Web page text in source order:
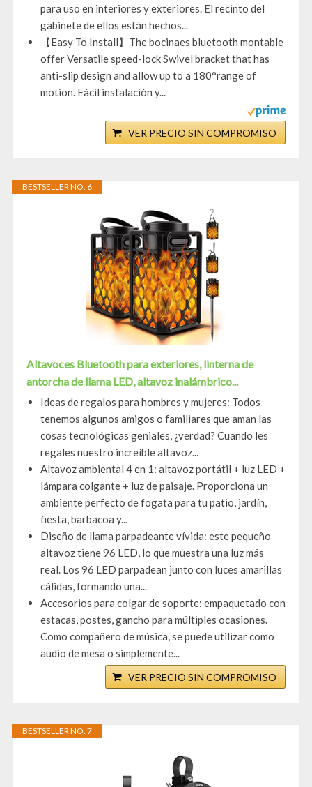
para uso en interiores y exteriores. El recinto del
gabinete de ellos están hechos...
【Easy To Install】The bocinaes bluetooth montable
offer Versatile speed-lock Swivel bracket that has
anti-slip design and allow up to a 180°range of
motion. Fácil instalación y...
VER PRECIO SIN COMPROMISO
BESTSELLER NO. 6
Altavoces Bluetooth para exteriores, linterna de
antorcha de llama LED, altavoz inalámbrico...
Ideas de regalos para hombres y mujeres: Todos
tenemos algunos amigos o familiares que aman las
cosas tecnológicas geniales, ¿verdad? Cuando les
regales nuestro increíble altavoz...
Altavoz ambiental 4 en 1: altavoz portátil + luz LED +
lámpara colgante + luz de paisaje. Proporciona un
ambiente perfecto de fogata para tu patio, jardín,
fiesta, barbacoa y...
Diseño de llama parpadeante vívida: este pequeño
altavoz tiene 96 LED, lo que muestra una luz más
real. Los 96 LED parpadean junto con luces amarillas
cálidas, formando una...
Accesorios para colgar de soporte: empaquetado con
estacas, postes, gancho para múltiples ocasiones.
Como compañero de música, se puede utilizar como
audio de mesa o simplemente...
VER PRECIO SIN COMPROMISO
BESTSELLER NO. 7